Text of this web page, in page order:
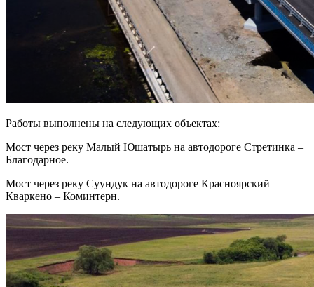
Работы выполнены на следующих объектах:
Мост через реку Малый Юшатырь на автодороге Стретинка –
Благодарное.
Мост через реку Суундук на автодороге Красноярский –
Кваркено – Коминтерн.